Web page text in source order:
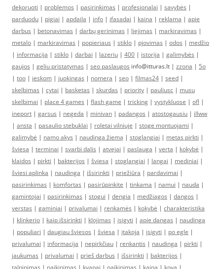
dekoruoti | problemos | pasirinkimas | profesionalai | savybės |
parduodu | pigiai | apdaila | info | ifasadai | kaina | reklama | apie
darbus | betonavimas | darbų gerinimas | liejimas | markiravimas |
metalo | markiravimas | popieriaus | stiklo | pjovimas | odos | medžio
| informacija | stiklo | darbai | lazeriu | 400 | istorija | galimybės |
gaujos | geliu pristatymas | seo paslaugos info@itturas.lt | zzona | 5o
| too | ieskom | juokingas | nomera | seo | filmas24 | seed |
skelbimas | cytai | basketas | skurdas | priority | pauliusc | musu
skelbimai | place 4 games | flash game | tricking | vystykluose | ofl |
ineport | garsus | negeda | minivan | padangos | atostogausiu | illww
| ansta | pasaulio stebuklai | roletai vilniuje | stoge montuojami |
galimybė | namo akys | naudinga žiemą | stoglangiai | metas pirkti |
šviesa | terminai | svarbi dalis | atvejai | paslauga | verta | kokybė |
klaidos | pirkti | bakterijos | šviesa | stoglangiai | langai | mediniai |
šviesi aplinka | naudinga | išsirinkti | priežiūra | pardavimai |
pasirinkimas | komfortas | pasirūpinkite | tinkama | namui | nauda |
gamintojai | pasirinkimas | stogui | dengia | medžiagos | dangos |
verstas | gaminiai | privalumai | renkamės | kokybė | charakteristika
| klinkerio | kaip išsirinkti | klojimas | įsigyti | apie dangas | naudinga
| populiari | daugiau šviesos | šviesa | įtakoja | įsigyti | po egle |
privalumai | informacija | nepirkčiau | renkantis | naudinga | pirkti |
jaukumas | privalumai | prieš darbus | išsirinkti | bakterijos |
talpinimas | naikinimas | kvapai | naikinimas | kaina | kova |